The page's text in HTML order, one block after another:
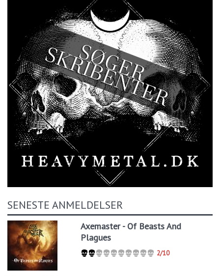
SENESTE ANMELDELSER
Axemaster - Of Beasts And
Plagues
2/10